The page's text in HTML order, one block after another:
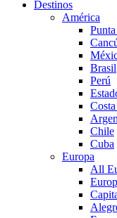
Destinos
América
Brasil
Perú
Chile
Cuba
Europa
All